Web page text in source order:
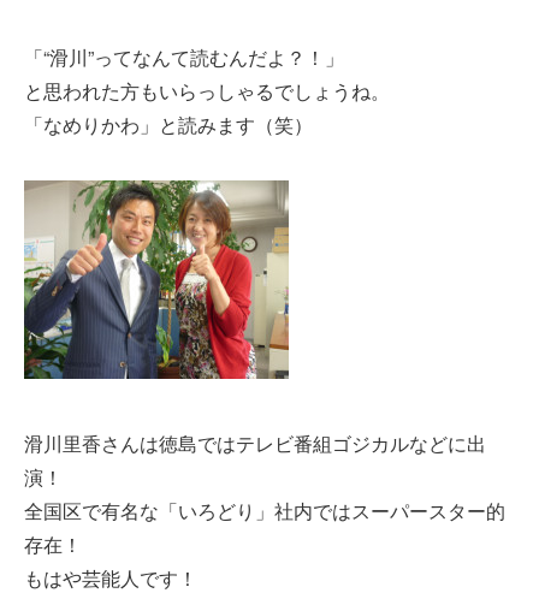
「“滑川”ってなんて読むんだよ？！」
と思われた方もいらっしゃるでしょうね。
「なめりかわ」と読みます（笑）
滑川里香さんは徳島ではテレビ番組ゴジカルなどに出
演！
全国区で有名な「いろどり」社内ではスーパースター的
存在！
もはや芸能人です！